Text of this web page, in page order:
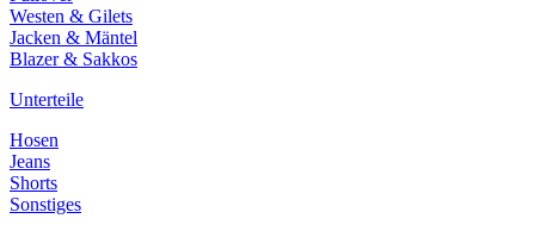
Westen & Gilets
Jacken & Mäntel
Blazer & Sakkos
Unterteile
Hosen
Jeans
Shorts
Sonstiges